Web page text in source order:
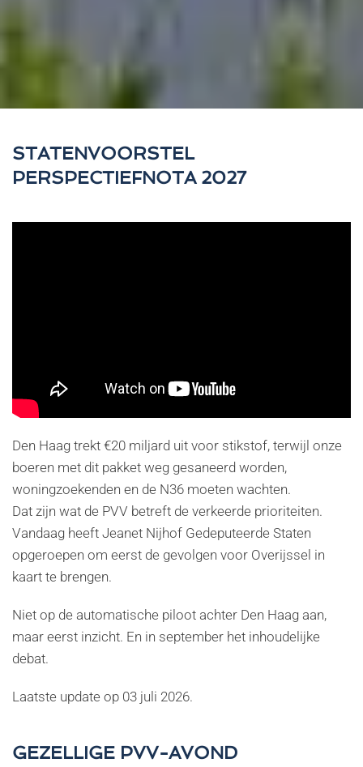
STATENVOORSTEL
PERSPECTIEFNOTA 2027
Den Haag trekt €20 miljard uit voor stikstof, terwijl onze
boeren met dit pakket weg gesaneerd worden,
woningzoekenden en de N36 moeten wachten.
Dat zijn wat de PVV betreft de verkeerde prioriteiten.
Vandaag heeft Jeanet Nijhof Gedeputeerde Staten
opgeroepen om eerst de gevolgen voor Overijssel in
kaart te brengen.
Niet op de automatische piloot achter Den Haag aan,
maar eerst inzicht. En in september het inhoudelijke
debat.
Laatste update op 03 juli 2026.
GEZELLIGE PVV-AVOND